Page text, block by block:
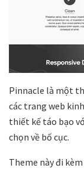
Pinnacle là một
các trang web
thiết kế táo bạo
chọn về bố cục.
Theme này đi